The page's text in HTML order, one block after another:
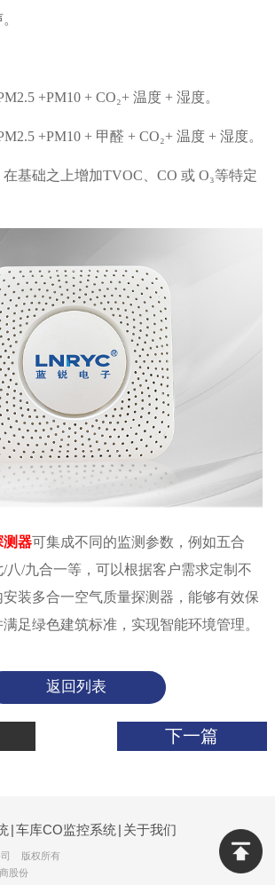
+PM10 + CO₂+ 温度 + 湿度。
+PM10 + 甲醛 + CO₂+ 温度 + 湿度。
基础之上增加TVOC、CO 或 O₃等特定
测器可集成不同的监测参数，例如五合
八/九合一等，可以根据客户需求定制不
装多合一空气质量探测器，能够有效保
足绿色建筑标准，实现智能环境管理。
返回列表
下一篇
|车库CO监控系统| 关于我们
司 版权所有
股份